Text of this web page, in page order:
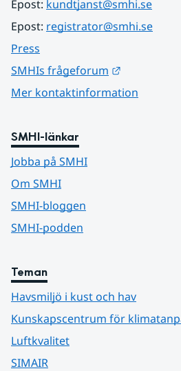
Epost: kundtjanst@smhi.se
Epost: registrator@smhi.se
Press
SMHIs frågeforum
Mer kontaktinformation
SMHI-länkar
Jobba på SMHI
Om SMHI
SMHI-bloggen
SMHI-podden
Teman
Havsmiljö i kust och hav
Kunskapscentrum för
Luftkvalitet
SIMAIR